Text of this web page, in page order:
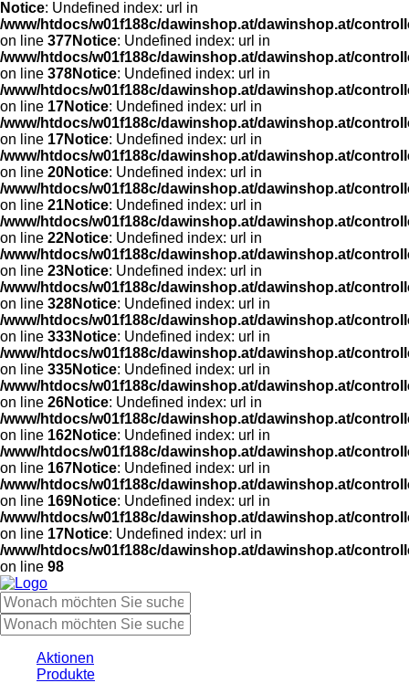
Notice: Undefined index: url in
/www/htdocs/w01f188c/dawinshop.at/dawinshop.at/
on line 377Notice: Undefined index: url in
/www/htdocs/w01f188c/dawinshop.at/dawinshop.at/
on line 378Notice: Undefined index: url in
/www/htdocs/w01f188c/dawinshop.at/dawinshop.at/
on line 17Notice: Undefined index: url in
/www/htdocs/w01f188c/dawinshop.at/dawinshop.at/
on line 17Notice: Undefined index: url in
/www/htdocs/w01f188c/dawinshop.at/dawinshop.at/
on line 20Notice: Undefined index: url in
/www/htdocs/w01f188c/dawinshop.at/dawinshop.at/
on line 21Notice: Undefined index: url in
/www/htdocs/w01f188c/dawinshop.at/dawinshop.at/
on line 22Notice: Undefined index: url in
/www/htdocs/w01f188c/dawinshop.at/dawinshop.at/
on line 23Notice: Undefined index: url in
/www/htdocs/w01f188c/dawinshop.at/dawinshop.at/
on line 328Notice: Undefined index: url in
/www/htdocs/w01f188c/dawinshop.at/dawinshop.at/
on line 333Notice: Undefined index: url in
/www/htdocs/w01f188c/dawinshop.at/dawinshop.at/
on line 335Notice: Undefined index: url in
/www/htdocs/w01f188c/dawinshop.at/dawinshop.at/
on line 26Notice: Undefined index: url in
/www/htdocs/w01f188c/dawinshop.at/dawinshop.at/
on line 162Notice: Undefined index: url in
/www/htdocs/w01f188c/dawinshop.at/dawinshop.at/
on line 167Notice: Undefined index: url in
/www/htdocs/w01f188c/dawinshop.at/dawinshop.at/
on line 169Notice: Undefined index: url in
/www/htdocs/w01f188c/dawinshop.at/dawinshop.at/
on line 17Notice: Undefined index: url in
/www/htdocs/w01f188c/dawinshop.at/dawinshop.at/
on line 98
Aktionen
Produkte